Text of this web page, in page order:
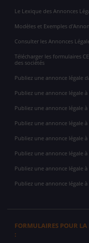
Le Lexique des Annonces
Modèles et Exemples
Consulter les Annonces
Télécharger les formulaires
des sociétés
Publiez une annonce légale
Publiez une annonce légale
Publiez une annonce légale
Publiez une annonce légale à
Publiez une annonce légale
Publiez une annonce légale à
Publiez une annonce légale à
Publiez une annonce légale
FORMULAIRES POUR
: